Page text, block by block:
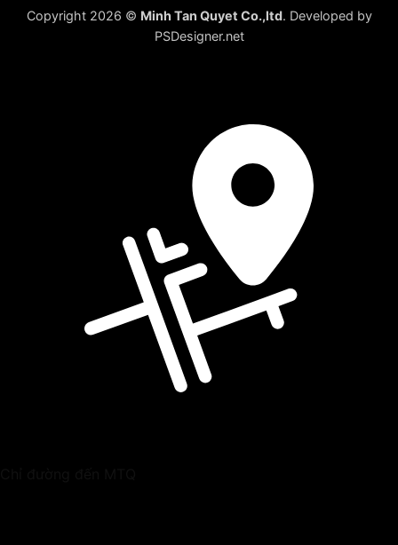
Copyright 2026 © Minh Tan Quyet Co.,ltd. Developed by
PSDesigner.net